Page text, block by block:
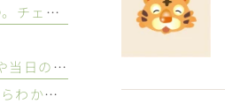
1歳半の発達障害のサイン6つ。チェックリストや相談の目安を解説
5歳児健診とは？受ける時期や当日の流れ・確認される項目を解説
発達障害は何歳から？いつからわかる？診断の時期を解説